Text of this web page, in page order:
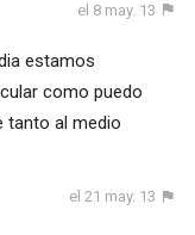
el 8 may. 13
estamos
como puedo
tanto al medio
el 21 may. 13